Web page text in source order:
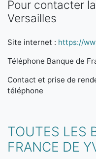
Pour contacter
Versailles
Site internet : https://
Téléphone Banque de
Contact et prise de
téléphone
TOUTES LES
FRANCE DE